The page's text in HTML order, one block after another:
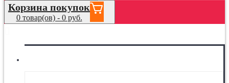
Корзина покупок
0 товар(ов) - 0 руб.